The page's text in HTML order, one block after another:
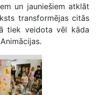
un jauniešiem atklāt
transformējas citās
tiek veidota vēl kāda